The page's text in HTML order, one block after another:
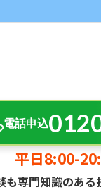
電話申込
平日8:00-
も専門知識のあ